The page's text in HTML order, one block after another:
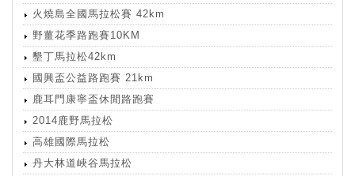
火燒島全國馬拉松賽 42km
野薑花季路跑賽10KM
墾丁馬拉松42km
國興盃公益路跑賽 21km
鹿耳門康寧盃休閒路跑賽
2014鹿野馬拉松
高雄國際馬拉松
丹大林道峽谷馬拉松